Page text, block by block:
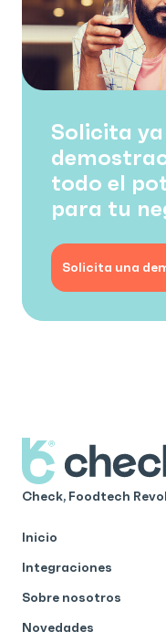
Solicita
todo el
para tu
Solicita una
Check, Foodtech
Inicio
Integraciones
Sobre nosotros
Novedades